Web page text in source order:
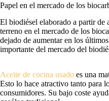
Papel en el mercado de los
El biodiésel elaborado a partir de
terreno en el mercado de los
dejado de aumentar en los
importante del mercado del
Aceite de cocina usado es una
Esto lo hace atractivo tanto para
consumidores. Su bajo coste